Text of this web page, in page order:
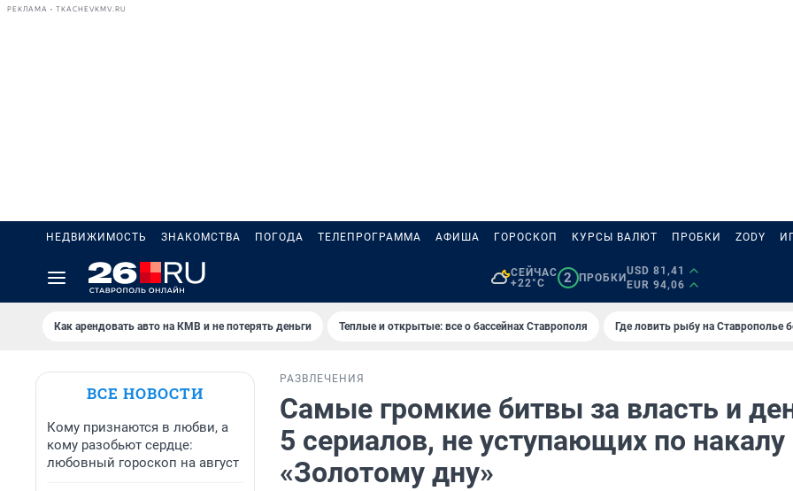
РЕКЛАМА • TKACHEVKMV.RU
НЕДВИЖИМОСТЬ ЗНАКОМСТВА ПОГОДА ТЕЛЕПРОГРАММА АФИША ГОРОСКОП КУРСЫ ВАЛЮТ ПРОБКИ ZODY
СЕЙЧАС
+22°C
2 ПРОБКИ
USD 81,41
EUR 94,06
Как арендовать авто на КМВ и не потерять деньги Теплые и открытые: все о бассейнах Ставрополя Где ловить рыбу на Ставрополье
ВСЕ НОВОСТИ
Кому признаются в любви, а
кому разобьют сердце:
любовный гороскоп на август
РАЗВЛЕЧЕНИЯ
Самые громкие битвы за власть и
5 сериалов, не уступающих по накалу
«Золотому дну»